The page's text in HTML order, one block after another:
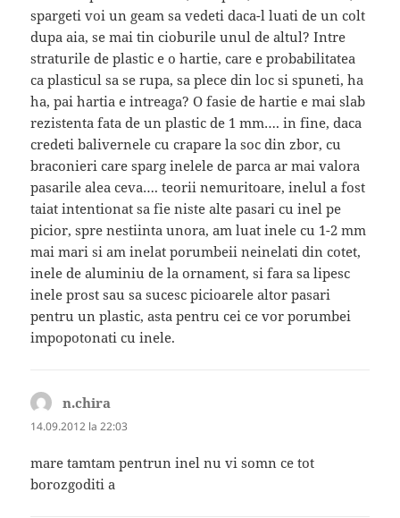
spargeti voi un geam sa vedeti daca-l luati de un colt
dupa aia, se mai tin cioburile unul de altul? Intre
straturile de plastic e o hartie, care e probabilitatea
ca plasticul sa se rupa, sa plece din loc si spuneti, ha
ha, pai hartia e intreaga? O fasie de hartie e mai slab
rezistenta fata de un plastic de 1 mm…. in fine, daca
credeti balivernele cu crapare la soc din zbor, cu
braconieri care sparg inelele de parca ar mai valora
pasarile alea ceva…. teorii nemuritoare, inelul a fost
taiat intentionat sa fie niste alte pasari cu inel pe
picior, spre nestiinta unora, am luat inele cu 1-2 mm
mai mari si am inelat porumbeii neinelati din cotet,
inele de aluminiu de la ornament, si fara sa lipesc
inele prost sau sa sucesc picioarele altor pasari
pentru un plastic, asta pentru cei ce vor porumbei
impopotonati cu inele.
n.chira
14.09.2012 la 22:03
mare tamtam pentrun inel nu vi somn ce tot
borozgoditi a